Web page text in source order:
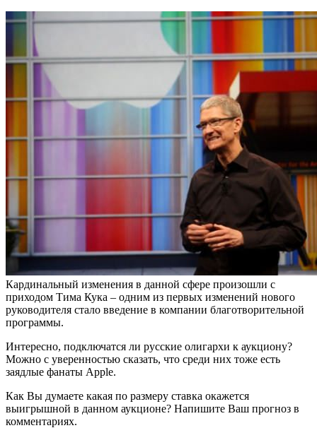
Кардинальный изменения в данной сфере произошли с
приходом Тима Кука – одним из первых изменений нового
руководителя стало введение в компании благотворительной
программы.
Интересно, подключатся ли русские олигархи к аукциону?
Можно с уверенностью сказать, что среди них тоже есть
заядлые фанаты Apple.
Как Вы думаете какая по размеру ставка окажется
выигрышной в данном аукционе? Напишите Ваш прогноз в
комментариях.